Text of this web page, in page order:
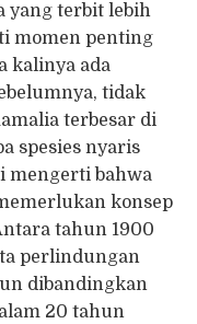
yang terbit lebih
momen penting
kalinya ada
tidak
terbesar di
spesies nyaris
mengerti bahwa
konsep
tahun 1900
perlindungan
dibandingkan
20 tahun